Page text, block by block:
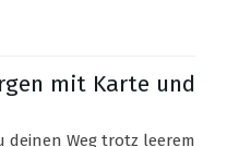
mit Karte und
deinen Weg trotz leerem